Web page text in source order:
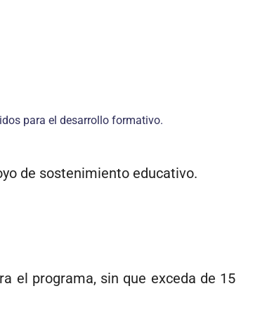
para el desarrollo formativo.
de sostenimiento educativo.
el programa, sin que exceda de 15